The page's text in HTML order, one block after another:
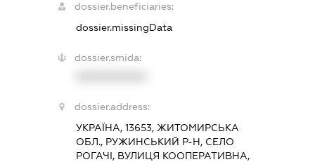
dossier.beneficiaries:
dossier.missingData
dossier.smida:
dossier.address:
УКРАЇНА, 13653, ЖИТОМИРСЬКА
ОБЛ., РУЖИНСЬКИЙ Р-Н, СЕЛО
РОГАЧІ, ВУЛИЦЯ КООПЕРАТИВНА,